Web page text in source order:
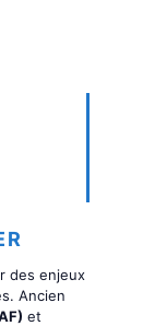
des enjeux
Ancien
et